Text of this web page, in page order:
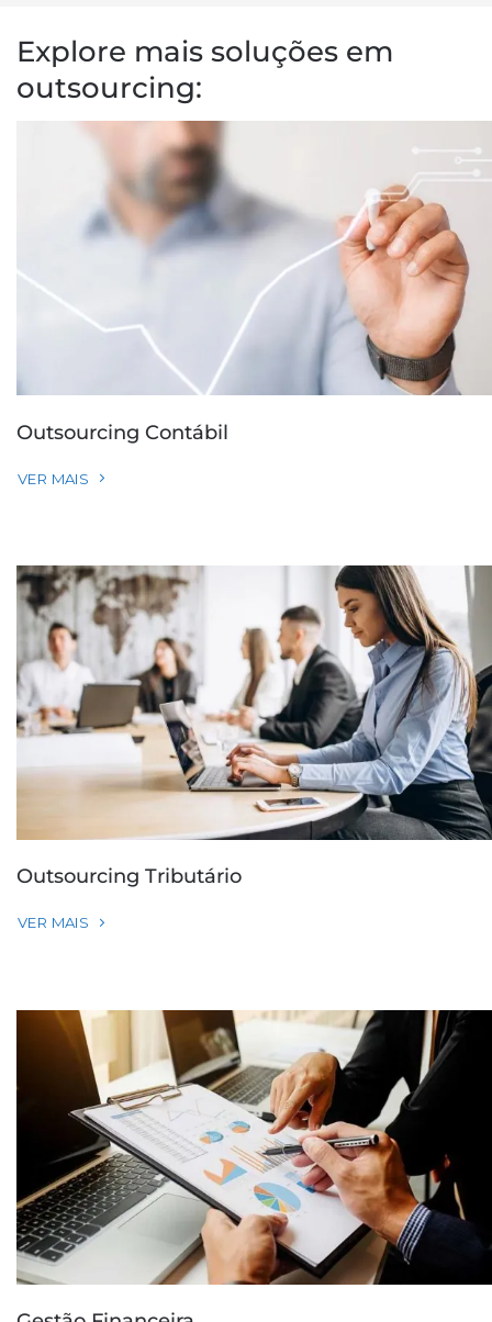
Explore mais soluções em
outsourcing:
Outsourcing Contábil
VER MAIS
Outsourcing Tributário
VER MAIS